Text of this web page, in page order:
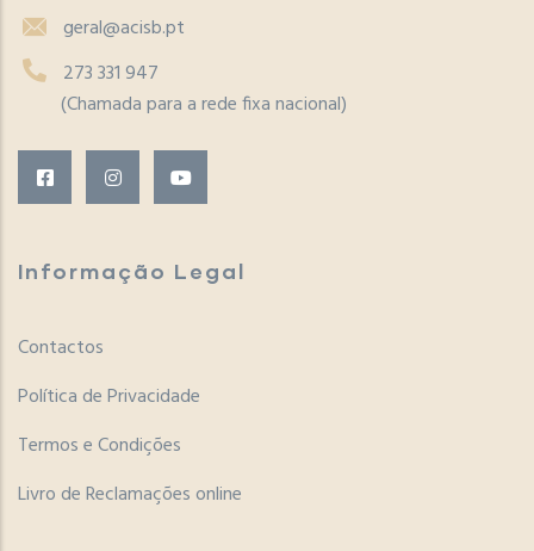
geral@acisb.pt
273 331 947
(Chamada para a rede fixa nacional)
Informação Legal
Contactos
Política de Privacidade
Termos e Condições
Livro de Reclamações online